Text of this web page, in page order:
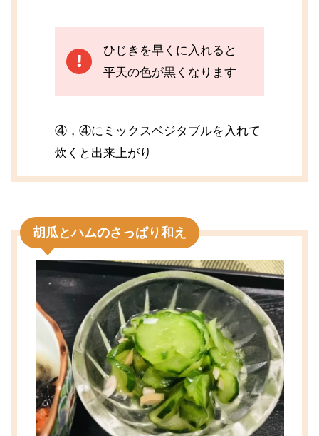
ひじきを早くに入れると
平天の色が黒くなります
④，④にミックスベジタブルを入れて
炊くと出来上がり
胡瓜とハムのさっぱり和え